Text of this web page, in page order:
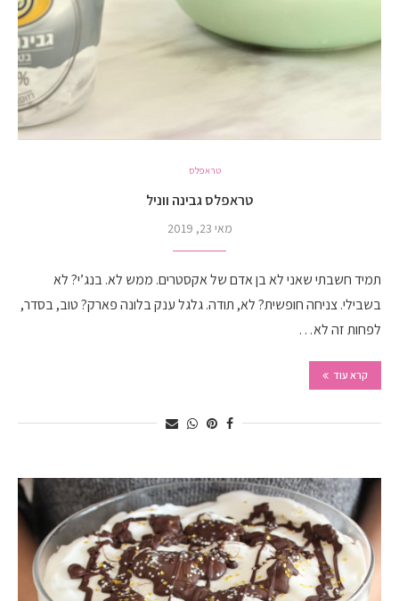
טראפלס
טראפלס גבינה ווניל
מאי 23, 2019
תמיד חשבתי שאני לא בן אדם של אקסטרים. ממש לא. בנג’י? לא
בשבילי. צניחה חופשית? לא, תודה. גלגל ענק בלונה פארק? טוב, בסדר,
לפחות זה לא…
קרא עוד